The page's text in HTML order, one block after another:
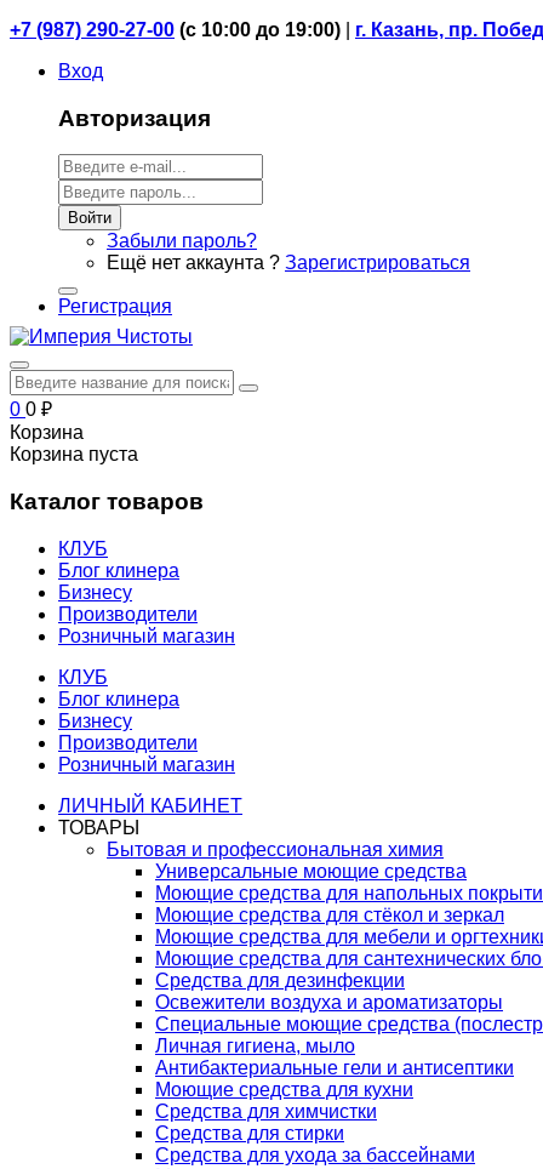
+7 (987) 290-27-00 (с 10:00 до 19:00)
г. Казань, пр.
Вход
Авторизация
Войти
Забыли пароль?
Ещё нет аккаунта ? Зарегистрироваться
Регистрация
0 0 ₽
Корзина
Корзина пуста
Каталог товаров
КЛУБ
Блог клинера
Бизнесу
Производители
Розничный магазин
КЛУБ
Блог клинера
Бизнесу
Производители
Розничный магазин
ЛИЧНЫЙ КАБИНЕТ
ТОВАРЫ
Бытовая и профессиональная химия
Универсальные моющие средства
Моющие средства для напольных
Моющие средства для стёкол и зеркал
Моющие средства для мебели и
Моющие средства для сантехнических
Средства для дезинфекции
Освежители воздуха и ароматизаторы
Специальные моющие средства
Личная гигиена, мыло
Антибактериальные гели и антисептики
Моющие средства для кухни
Средства для химчистки
Средства для стирки
Средства для ухода за бассейнами